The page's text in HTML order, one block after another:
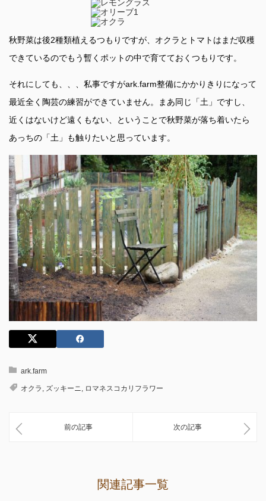
秋野菜は後2種類植えるつもりですが、オクラとトマトはまだ収穫
できているのでもう暫くポットの中で育てておくつもりです。
それにしても、、、私事ですがark.farm整備にかかりきりになって
最近全く陶芸の練習ができていません。まあ同じ「土」ですし、
近くはないけど遠くもない、ということで秋野菜が落ち着いたら
あっちの「土」も触りたいと思っています。
ark.farm
オクラ ズッキーニ ロマネスコカリフラワー
前の記事 次の記事
関連記事一覧